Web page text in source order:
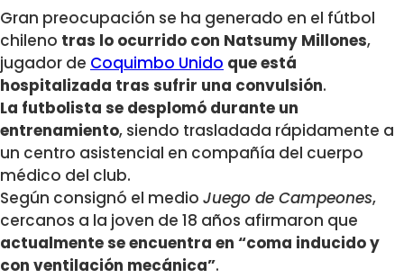
Gran preocupación se ha generado en el fútbol
chileno tras lo ocurrido con Natsumy Millones,
jugador de Coquimbo Unido que está
hospitalizada tras sufrir una convulsión.
La futbolista se desplomó durante un
entrenamiento, siendo trasladada rápidamente a
un centro asistencial en compañía del cuerpo
médico del club.
Según consignó el medio Juego de Campeones,
cercanos a la joven de 18 años afirmaron que
actualmente se encuentra en “coma inducido y
con ventilación mecánica”.